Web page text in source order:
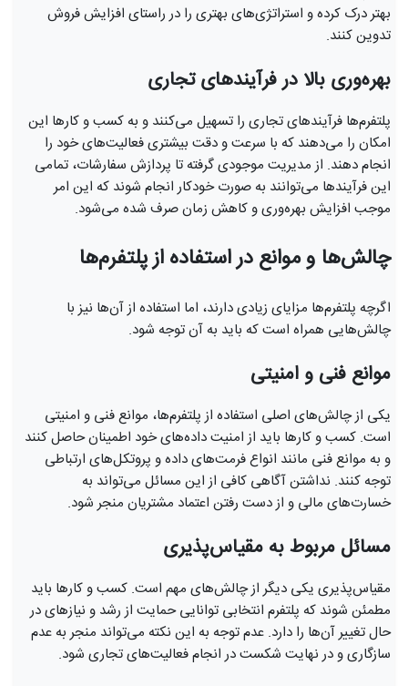
بهتر درک کرده و استراتژی‌های بهتری را در راستای افزایش فروش
تدوین کنند.
بهره‌وری بالا در فرآیندهای تجاری
پلتفرم‌ها فرآیندهای تجاری را تسهیل می‌کنند و به کسب و کارها این
امکان را می‌دهند که با سرعت و دقت بیشتری فعالیت‌های خود را
انجام دهند. از مدیریت موجودی گرفته تا پردازش سفارشات، تمامی
این فرآیندها می‌توانند به صورت خودکار انجام شوند که این امر
موجب افزایش بهره‌وری و کاهش زمان صرف شده می‌شود.
چالش‌ها و موانع در استفاده از پلتفرم‌ها
اگرچه پلتفرم‌ها مزایای زیادی دارند، اما استفاده از آن‌ها نیز با
چالش‌هایی همراه است که باید به آن توجه شود.
موانع فنی و امنیتی
یکی از چالش‌های اصلی استفاده از پلتفرم‌ها، موانع فنی و امنیتی
است. کسب و کارها باید از امنیت داده‌های خود اطمینان حاصل کنند
و به موانع فنی مانند انواع فرمت‌های داده و پروتکل‌های ارتباطی
توجه کنند. نداشتن آگاهی کافی از این مسائل می‌تواند به
خسارت‌های مالی و از دست رفتن اعتماد مشتریان منجر شود.
مسائل مربوط به مقیاس‌پذیری
مقیاس‌پذیری یکی دیگر از چالش‌های مهم است. کسب و کارها باید
مطمئن شوند که پلتفرم انتخابی توانایی حمایت از رشد و نیازهای در
حال تغییر آن‌ها را دارد. عدم توجه به این نکته می‌تواند منجر به عدم
سازگاری و در نهایت شکست در انجام فعالیت‌های تجاری شود.